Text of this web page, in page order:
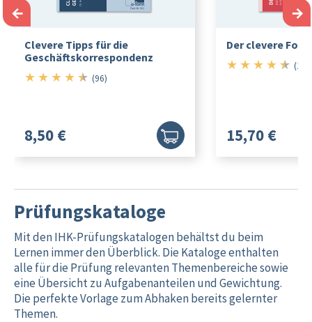
Clevere Tipps für die
Geschäftskorrespondenz
★ ★ ★ ★ ★ 4.5/5
(96)
8,50 €
Der clevere
★ ★ ★ ★ ★ 4.5/5
15,70 €
← →
Prüfungskataloge
Mit den IHK-Prüfungskatalogen behältst du beim
Lernen immer den Überblick. Die Kataloge enthalten
alle für die Prüfung relevanten Themenbereiche sowie
eine Übersicht zu Aufgabenanteilen und Gewichtung.
Die perfekte Vorlage zum Abhaken bereits gelernter
Themen.